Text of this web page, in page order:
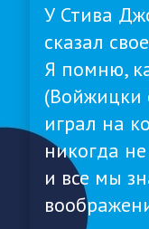
У Стива
сказал
Я помню,
(Войжицки
играл на
никогда
и все мы